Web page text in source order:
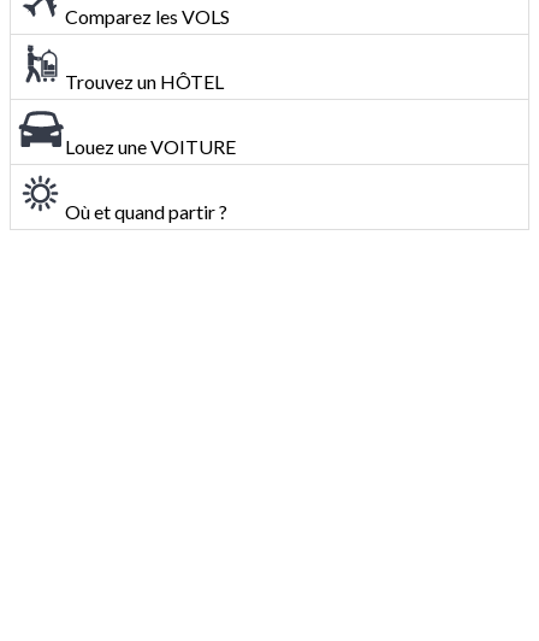
Comparez les VOLS
Trouvez un HÔTEL
Louez une VOITURE
Où et quand partir ?